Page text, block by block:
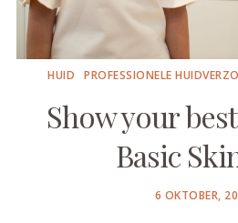
HUID PROFESSIONELE
Show your
Basic
POSTED
6 OKTOBER,